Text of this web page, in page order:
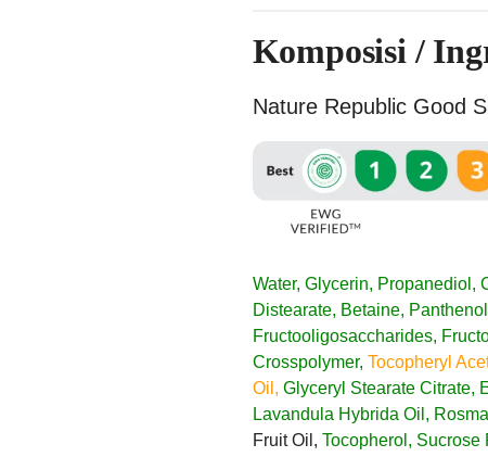
Komposisi /
Nature Republic Good
Water, Glycerin, Propanediol,
Distearate, Betaine,
Fructooligosaccharides,
Crosspolymer, Tocopheryl
Oil, Glyceryl Stearate Citrate,
Lavandula Hybrida Oil,
Fruit Oil, Tocopherol, Sucrose